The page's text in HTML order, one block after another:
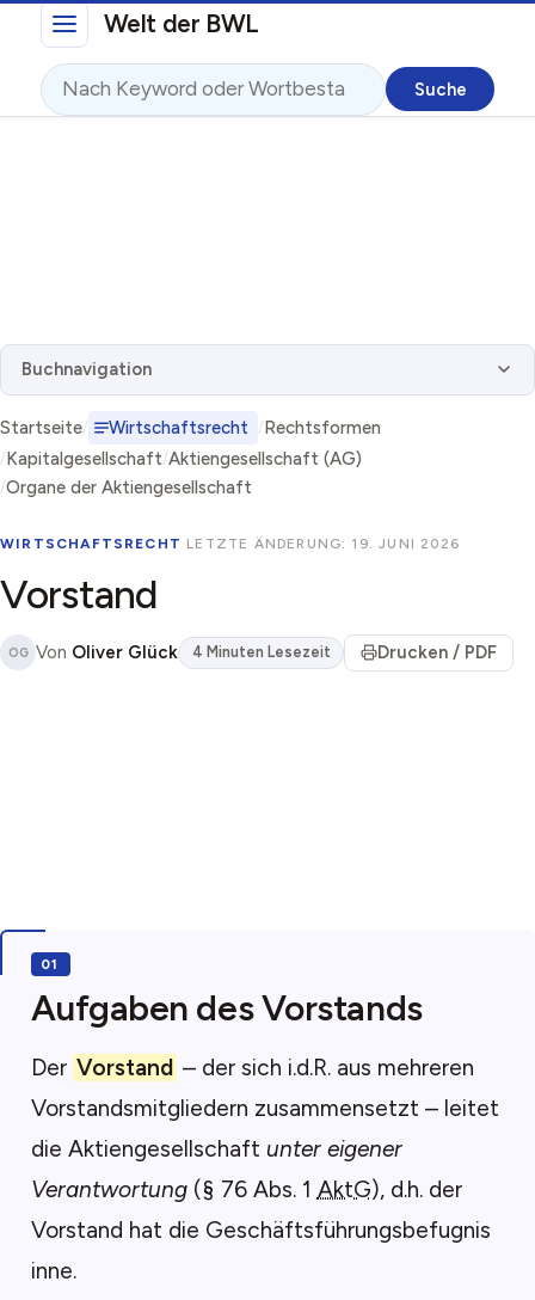
Direkt zum InhaltWelt der BWL
Suche
Buchnavigation
Startseite Wirtschaftsrecht
Rechtsformen
Kapitalgesellschaft Aktiengesellschaft (AG)
Organe der Aktiengesellschaft
WIRTSCHAFTSRECHT · LETZTE ÄNDERUNG: 19. JUNI 2026
Vorstand
OG Von Oliver Glück 4 Minuten Lesezeit Drucken / PDF
Aufgaben des Vorstands
Der Vorstand – der sich i.d.R. aus mehreren
Vorstandsmitgliedern zusammensetzt – leitet
die Aktiengesellschaft unter eigener
Verantwortung(§ 76 Abs. 1 AktG), d.h. der
Vorstand hat die Geschäftsführungsbefugnis
inne.